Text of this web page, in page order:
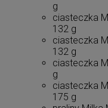
g
ciasteczka
132 g
ciasteczka
132 g
ciasteczka
g
ciasteczka
175 g